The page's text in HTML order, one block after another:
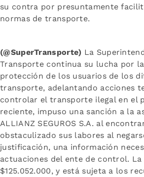
su contra por presuntamente
normas de transporte.
(@SuperTransporte) La
Transporte continua su lucha por
protección de los usuarios de los
transporte, adelantando acciones
controlar el transporte ilegal en el
reciente, impuso una sanción a la
ALLIANZ SEGUROS S.A. al
obstaculizado sus labores al
justificación, una información
actuaciones del ente de control. La
$125.052.000, y está sujeta a los